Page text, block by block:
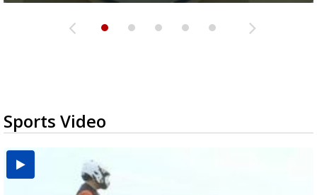
Sports Video